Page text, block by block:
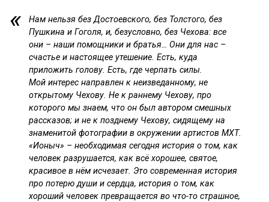
Нам нельзя без Достоевского, без Толстого, без
Пушкина и Гоголя, и, безусловно, без Чехова: все
они – наши помощники и братья… Они для нас –
счастье и настоящее утешение. Есть, куда
приложить голову. Есть, где черпать силы.
Мой интерес направлен к неизведанному, не
открытому Чехову. Не к раннему Чехову, про
которого мы знаем, что он был автором смешных
рассказов; и не к позднему Чехову, сидящему на
знаменитой фотографии в окружении артистов МХТ.
«Ионыч» – необходимая сегодня история о том, как
человек разрушается, как всё хорошее, святое,
красивое в нём исчезает. Это современная история
про потерю души и сердца, история о том, как
хороший человек превращается во что-то страшное,